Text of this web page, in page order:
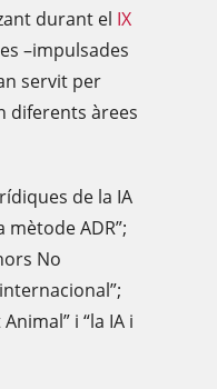
durant el IX
–impulsades
servit per
diferents àrees
de la IA
mètode ADR”;
No
i “la IA i